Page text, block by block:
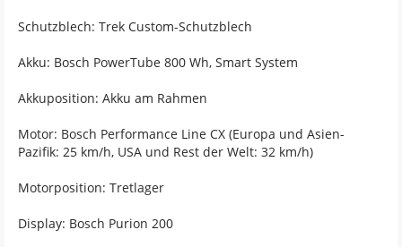
Schutzblech: Trek Custom-Schutzblech
Akku: Bosch PowerTube 800 Wh, Smart System
Akkuposition: Akku am Rahmen
Motor: Bosch Performance Line CX (Europa und Asien-
Pazifik: 25 km/h, USA und Rest der Welt: 32 km/h)
Motorposition: Tretlager
Display: Bosch Purion 200